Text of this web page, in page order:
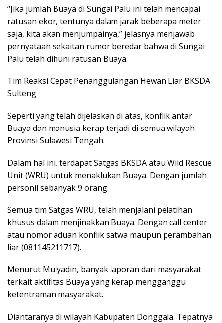
“Jika jumlah Buaya di Sungai Palu ini telah mencapai
ratusan ekor, tentunya dalam jarak beberapa meter
saja, kita akan menjumpainya,” jelasnya menjawab
pernyataan sekaitan rumor beredar bahwa di Sungai
Palu telah dihuni ratusan Buaya.
Tim Reaksi Cepat Penanggulangan Hewan Liar BKSDA
Sulteng
Seperti yang telah dijelaskan di atas, konflik antar
Buaya dan manusia kerap terjadi di semua wilayah
Provinsi Sulawesi Tengah.
Dalam hal ini, terdapat Satgas BKSDA atau Wild Rescue
Unit (WRU) untuk menaklukan Buaya. Dengan jumlah
personil sebanyak 9 orang.
Semua tim Satgas WRU, telah menjalani pelatihan
khusus dalam menjinakkan Buaya. Dengan call center
atau nomor aduan konflik satwa maupun perambahan
liar (081145211717).
Menurut Mulyadin, banyak laporan dari masyarakat
terkait aktifitas Buaya yang kerap mengganggu
ketentraman masyarakat.
Diantaranya di wilayah Kabupaten Donggala. Tepatnya